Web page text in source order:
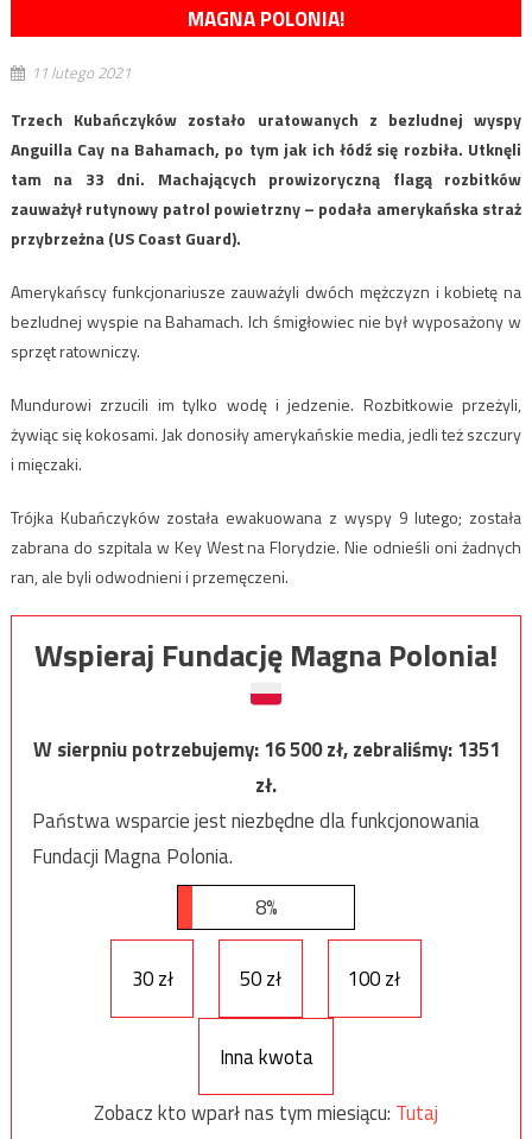
MAGNA POLONIA!
11 lutego 2021
Trzech Kubańczyków zostało uratowanych z bezludnej wyspy
Anguilla Cay na Bahamach, po tym jak ich łódź się rozbiła. Utknęli
tam na 33 dni. Machających prowizoryczną flagą rozbitków
zauważył rutynowy patrol powietrzny – podała amerykańska straż
przybrzeżna (US Coast Guard).
Amerykańscy funkcjonariusze zauważyli dwóch mężczyzn i kobietę na
bezludnej wyspie na Bahamach. Ich śmigłowiec nie był wyposażony w
sprzęt ratowniczy.
Mundurowi zrzucili im tylko wodę i jedzenie. Rozbitkowie przeżyli,
żywiąc się kokosami. Jak donosiły amerykańskie media, jedli też szczury
i mięczaki.
Trójka Kubańczyków została ewakuowana z wyspy 9 lutego; została
zabrana do szpitala w Key West na Florydzie. Nie odnieśli oni żadnych
ran, ale byli odwodnieni i przemęczeni.
Wspieraj Fundację Magna Polonia!
W sierpniu potrzebujemy:16 500zł, zebraliśmy:1351
zł.
Państwa wsparcie jest niezbędne dla funkcjonowania
Fundacji Magna Polonia.
8%
30 zł 50 zł 100 zł
Inna kwota
Zobacz kto wparł nas tym miesiącu: Tutaj